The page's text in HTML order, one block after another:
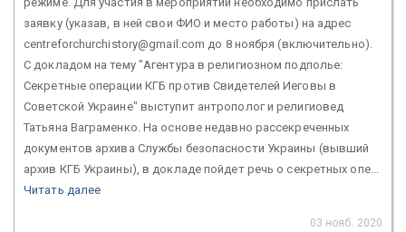
заявку (указав, в ней свои ФИО и место работы) на адрес
centreforchurchistory@gmail.com до 8 ноября (включительно).
С докладом на тему "Агентура в религиозном подполье:
Секретные операции КГБ против Свидетелей Иеговы в
Советской Украине" выступит антрополог и религиовед
Татьяна Ваграменко. На основе недавно рассекреченных
документов архива Службы безопасности Украины (вывший
архив КГБ Украины), в докладе пойдет речь о секретных опе...
Читать далее
03 нояб. 2020